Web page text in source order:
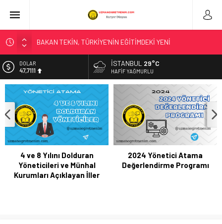
BAKAN TEKİN, TÜRKİYE’NİN EĞİTİMDEKİ YENİ
YANSIMALARINI DEĞERLENDİRDİ
WISE” DERGİSİNİN ÜÇÜNCÜ SAYISI YAYIMLANDI
“KAHRAMANIM MEHMETÇİK VE VATAN” TEMALI RESİM
YARIŞMASINDA HALK OYLAMASI BAŞLADI
“TÜRK DÜNYASI KÜLTÜR ATLASI ÇALIŞTAYI”, BAKAN
TEKİN’İN KATILIMIYLA BAŞLADI
T.C. Milli Eğitim Bakanlığı – SONUÇ AÇIKLAMA SİSTEMİ
Düzce’de Anaokulunun Çevre Bilinci ve Sıfır Atık Projesi
Dünya Çapında Derece Aldı
DOLAR
47,7111
EURO
55,1881
ALTIN
6.660,55
13.779,39
İSTANBUL 29°C
HAFIF YAĞMURLU
4 ve 8 Yılını Dolduran
Yöneticileri ve Münhal
Kurumları Açıklayan İller
2024 Yönetici Atama
Değerlendirme Programı